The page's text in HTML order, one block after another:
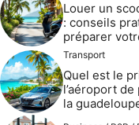
Louer un
: conseils
préparer
Transport
Quel est le
l’aéroport
la